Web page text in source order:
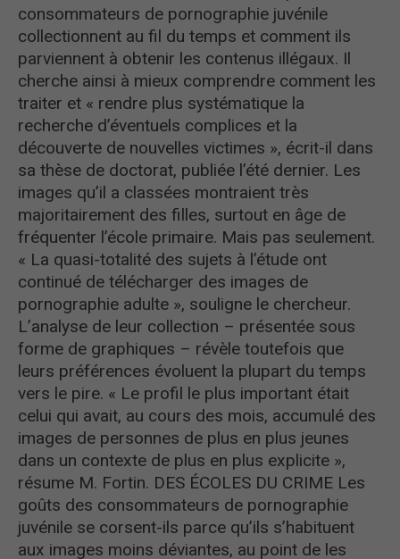
consommateurs de pornographie juvénile
collectionnent au fil du temps et comment ils
parviennent à obtenir les contenus illégaux. Il
cherche ainsi à mieux comprendre comment les
traiter et « rendre plus systématique la
recherche d’éventuels complices et la
découverte de nouvelles victimes », écrit-il dans
sa thèse de doctorat, publiée l’été dernier. Les
images qu’il a classées montraient très
majoritairement des filles, surtout en âge de
fréquenter l’école primaire. Mais pas seulement.
« La quasi-totalité des sujets à l’étude ont
continué de télécharger des images de
pornographie adulte », souligne le chercheur.
L’analyse de leur collection – présentée sous
forme de graphiques – révèle toutefois que
leurs préférences évoluent la plupart du temps
vers le pire. « Le profil le plus important était
celui qui avait, au cours des mois, accumulé des
images de personnes de plus en plus jeunes
dans un contexte de plus en plus explicite »,
résume M. Fortin. DES ÉCOLES DU CRIME Les
goûts des consommateurs de pornographie
juvénile se corsent-ils parce qu’ils s’habituent
aux images moins déviantes, au point de les